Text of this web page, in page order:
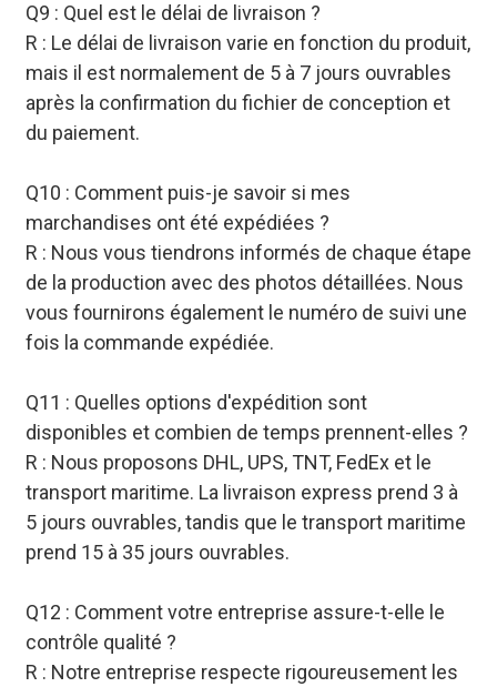
Q9 : Quel est le délai de livraison ?
R : Le délai de livraison varie en fonction du produit,
mais il est normalement de 5 à 7 jours ouvrables
après la confirmation du fichier de conception et
du paiement.
Q10 : Comment puis-je savoir si mes
marchandises ont été expédiées ?
R : Nous vous tiendrons informés de chaque étape
de la production avec des photos détaillées. Nous
vous fournirons également le numéro de suivi une
fois la commande expédiée.
Q11 : Quelles options d'expédition sont
disponibles et combien de temps prennent-elles ?
R : Nous proposons DHL, UPS, TNT, FedEx et le
transport maritime. La livraison express prend 3 à
5 jours ouvrables, tandis que le transport maritime
prend 15 à 35 jours ouvrables.
Q12 : Comment votre entreprise assure-t-elle le
contrôle qualité ?
R : Notre entreprise respecte rigoureusement les